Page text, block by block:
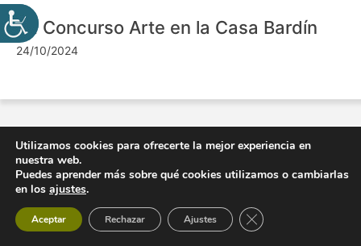
VII Concurso Arte en la Casa Bardín
24/10/2024
Utilizamos cookies para ofrecerte la mejor experiencia en
nuestra web.
Puedes aprender más sobre qué cookies utilizamos o cambiarlas
en los ajustes.
Aceptar Rechazar Ajustes Cerrar el banner de